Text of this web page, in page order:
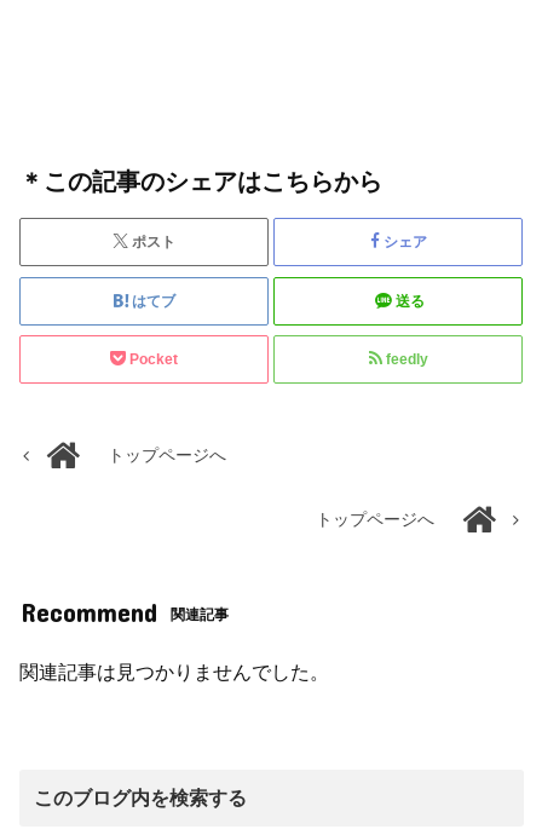
＊この記事のシェアはこちらから
ポスト シェア
はてブ 送る
Pocket feedly
トップページへ
トップページへ
Recommend 関連記事
関連記事は見つかりませんでした。
このブログ内を検索する